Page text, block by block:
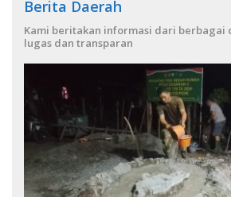
Berita Daerah
Kami beritakan informasi dari berbagai
lugas dan transparan